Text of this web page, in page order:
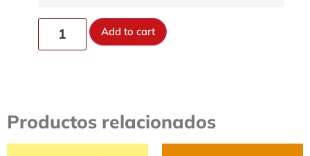
Add to cart
Productos relacionados